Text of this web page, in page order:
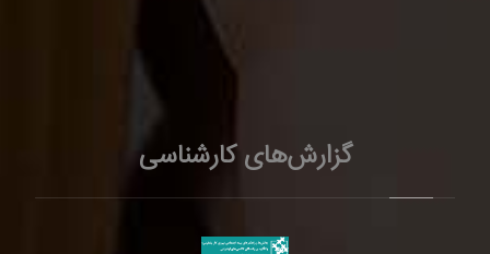
گزارش‌های کارشناسی